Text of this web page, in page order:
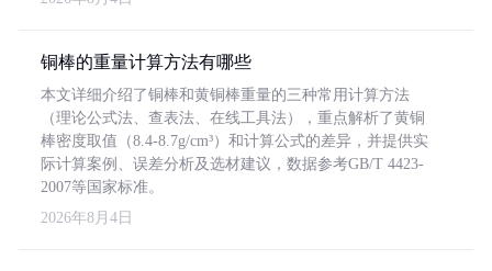
铜棒的重量计算方法有哪些
本文详细介绍了铜棒和黄铜棒重量的三种常用计算方法
（理论公式法、查表法、在线工具法），重点解析了黄铜
棒密度取值（8.4-8.7g/cm³）和计算公式的差异，并提供实
际计算案例、误差分析及选材建议，数据参考GB/T 4423-
2007等国家标准。
2026年8月4日